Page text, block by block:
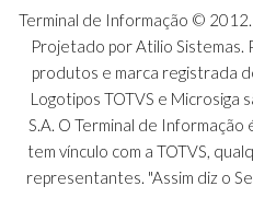
MV_2GNOINC
MV_320SLD
MV_325PMDA
MV_330ATCM
MV_340LOCK
MV_3DUPREF
MV_5CLIFOR
Terminal de Informação ©
Projetado por Atilio Sistemas.
produtos e marca registrada
Logotipos TOTVS e Microsiga
S.A. O Terminal de
tem vínculo com a TOTVS,
representantes. "Assim diz o